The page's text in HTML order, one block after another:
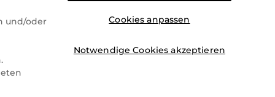
Sie zu inspirieren und Sie so gut
zu beraten und bei Ihren Fragen zu
und/oder
Cookies anpassen
Notwendige Cookies akzeptieren